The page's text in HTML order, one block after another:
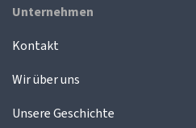
Unternehmen
Kontakt
Wir über uns
Unsere Geschichte